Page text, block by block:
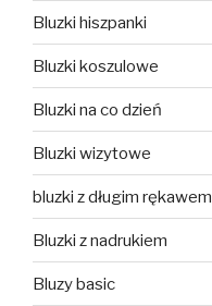
Bluzki hiszpanki
Bluzki koszulowe
Bluzki na co dzień
Bluzki wizytowe
bluzki z długim rękawem
Bluzki z nadrukiem
Bluzy basic